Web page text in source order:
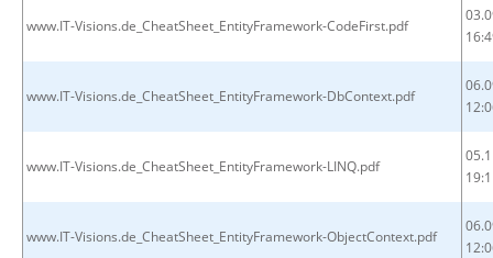
www.IT-Visions.de_CheatSheet_EntityFramework-CodeFirst.pdf
www.IT-Visions.de_CheatSheet_EntityFramework-DbContext.pdf
www.IT-Visions.de_CheatSheet_EntityFramework-LINQ.pdf
www.IT-Visions.de_CheatSheet_EntityFramework-ObjectContext.pdf